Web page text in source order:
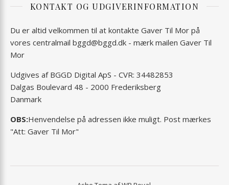
KONTAKT OG UDGIVERINFORMATION
Du er altid velkommen til at kontakte Gaver Til Mor på
vores centralmail bggd@bggd.dk - mærk mailen Gaver Til
Mor
Udgives af BGGD Digital ApS - CVR: 34482853
Dalgas Boulevard 48 - 2000 Frederiksberg
Danmark
OBS:Henvendelse på adressen ikke muligt. Post mærkes
"Att: Gaver Til Mor"